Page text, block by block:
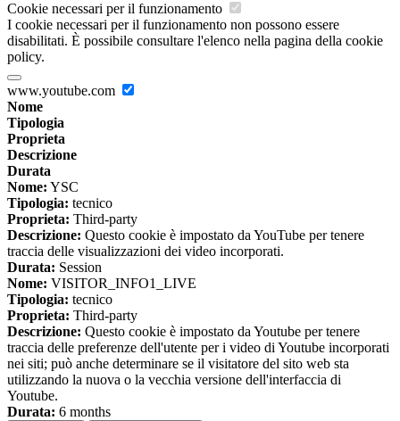
Cookie necessari per il funzionamento
I cookie necessari per il funzionamento non possono essere
disabilitati. È possibile consultare l'elenco nella pagina della cookie
policy.
www.youtube.com
Nome
Tipologia
Proprieta
Descrizione
Durata
Nome: YSC
Tipologia: tecnico
Proprieta: Third-party
Descrizione: Questo cookie è impostato da YouTube per tenere
traccia delle visualizzazioni dei video incorporati.
Durata: Session
Nome: VISITOR_INFO1_LIVE
Tipologia: tecnico
Proprieta: Third-party
Descrizione: Questo cookie è impostato da Youtube per tenere
traccia delle preferenze dell'utente per i video di Youtube incorporati
nei siti; può anche determinare se il visitatore del sito web sta
utilizzando la nuova o la vecchia versione dell'interfaccia di
Youtube.
Durata: 6 months